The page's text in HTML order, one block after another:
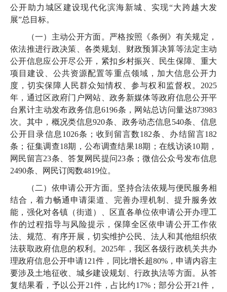
公开助力城区建设现代化滨海新城、实现“大跨越大发
展”总目标。
（一）主动公开方面。严格按照《条例》有关规定，
依法推进行政决策、各类规划、财政预算决算等法定主动
公开信息应公开尽公开，紧扣乡村振兴、民生保障、重大
项目建设、公共资源配置等重点领域，加大信息公开力
度，切实保障人民群众知情权、参与权和监督权。2025
年，通过区政府门户网站、政务新媒体等政府信息公开平
台累计主动发布政务信息6196条，网站总访问量达873983
次。其中，概况类信息920条、政务动态信息540条、信息
公开目录信息1026条；收到留言数182条、办结留言182
条；征集调查18期，公布调查结果18期；在线访谈10期，
网民留言23条、答复网民提问23条；微信公众号发布信息
2490条、网民订阅数4819位。
（二）依申请公开方面。坚持合法依规与便民服务相
结合，着力畅通申请渠道、完善办理机制、提升服务效
能，强化对各镇（街道）、区直各单位依申请公开办理工
作的过程指导与风险提示，保障全区依申请公开工作依
法、规范、有序开展，切实维护公民、法人和其他组织依
法获取政府信息的权利。2025年，我区各级行政机关共办
理政府信息公开申请121件，同比增长超80%，申请内容主
要涉及土地征收、城乡建设规划、行政执法等方面。从答
复结果看，予以公开21件，占比约17%；部分公开21件，